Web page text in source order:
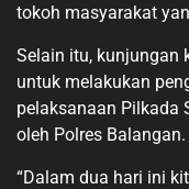
tokoh masyarakat
Selain itu, kunjungan
untuk melakukan
pelaksanaan Pilkada
oleh Polres Balangan.
“Dalam dua hari ini